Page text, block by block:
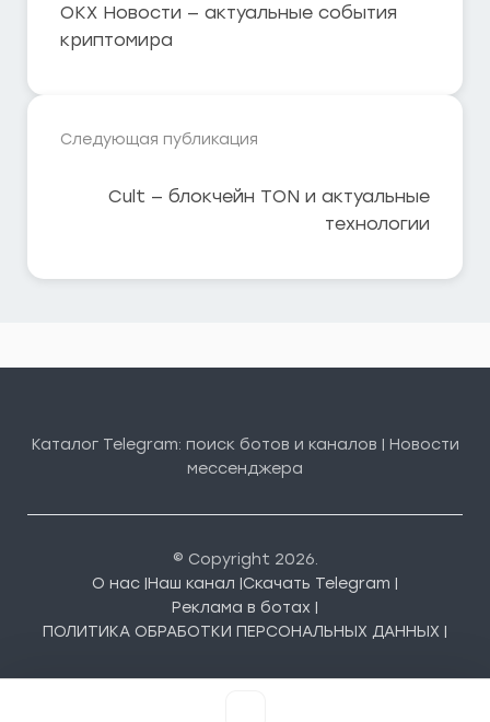
OKX Новости — актуальные события
криптомира
Следующая публикация
Cult — блокчейн TON и актуальные
технологии
Каталог Telegram: поиск ботов и каналов | Новости
мессенджера
© Copyright 2026.
О нас |Наш канал |Скачать Telegram |
Реклама в ботах |
ПОЛИТИКА ОБРАБОТКИ ПЕРСОНАЛЬНЫХ ДАННЫХ |